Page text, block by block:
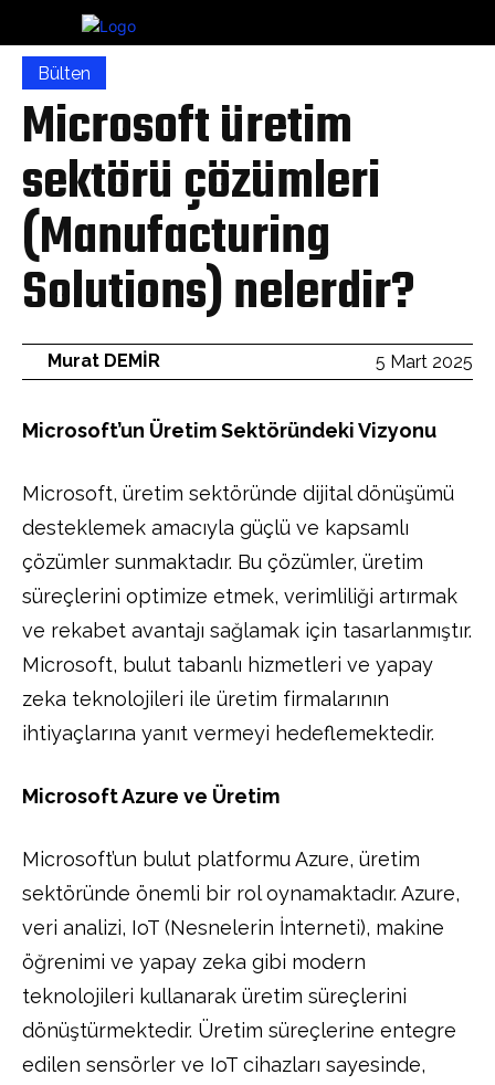
Bülten
Microsoft üretim
sektörü çözümleri
(Manufacturing
Solutions) nelerdir?
5 Mart 2025
Murat DEMİR
Microsoft’un Üretim Sektöründeki Vizyonu
Microsoft, üretim sektöründe dijital dönüşümü
desteklemek amacıyla güçlü ve kapsamlı
çözümler sunmaktadır. Bu çözümler, üretim
süreçlerini optimize etmek, verimliliği artırmak
ve rekabet avantajı sağlamak için tasarlanmıştır.
Microsoft, bulut tabanlı hizmetleri ve yapay
zeka teknolojileri ile üretim firmalarının
ihtiyaçlarına yanıt vermeyi hedeflemektedir.
Microsoft Azure ve Üretim
Microsoft’un bulut platformu Azure, üretim
sektöründe önemli bir rol oynamaktadır. Azure,
veri analizi, IoT (Nesnelerin İnterneti), makine
öğrenimi ve yapay zeka gibi modern
teknolojileri kullanarak üretim süreçlerini
dönüştürmektedir. Üretim süreçlerine entegre
edilen sensörler ve IoT cihazları sayesinde,